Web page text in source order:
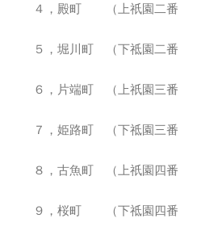
（上祇園二番
（下祗園二番
（上祇園三番
（下祗園三番
（上祇園四番
（下祗園四番